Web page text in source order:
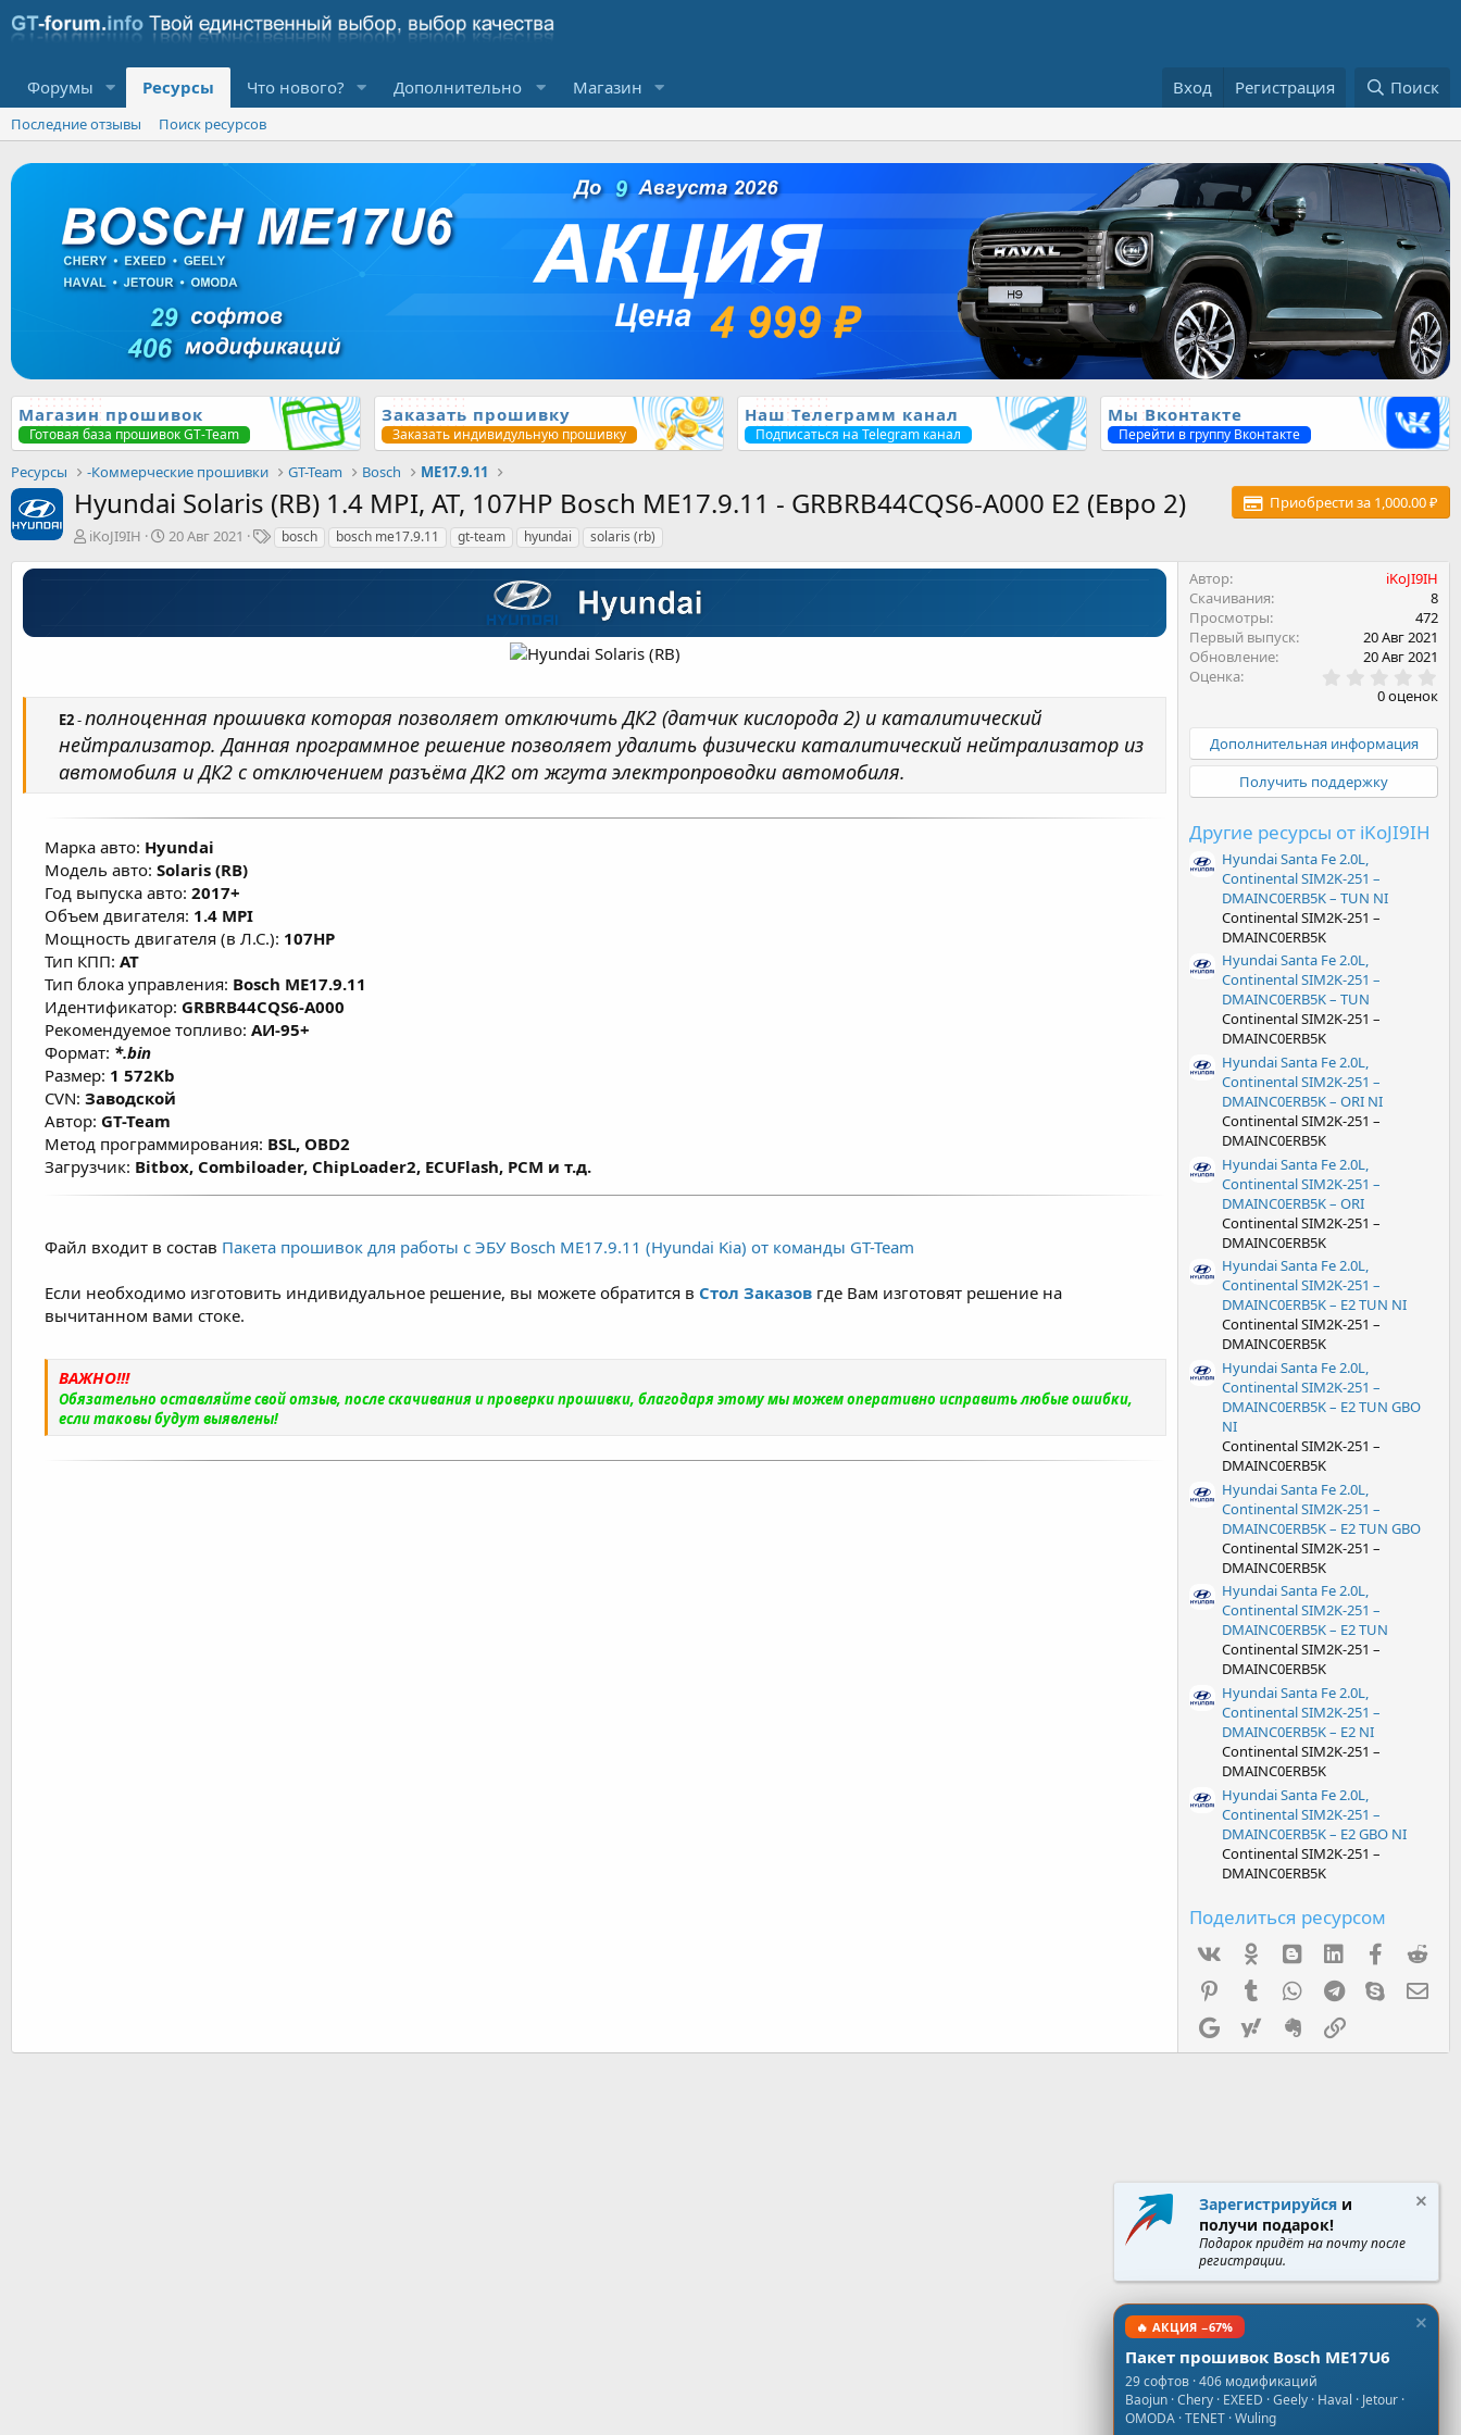
Форумы Ресурсы Что нового? Дополнительно Магазин Вход Регистрация Поиск
Последние отзывы Поиск ресурсов
Магазин прошивок
Готовая база прошивок GT-Team
Заказать прошивку
Заказать индивидульную прошивку
Наш Телеграмм канал
Подписаться на Telegram канал
Мы Вконтакте
Перейти в группу Вконтакте
Ресурсы -Коммерческие прошивки GT-Team Bosch ME17.9.11
Hyundai Solaris (RB) 1.4 MPI, AT, 107HP Bosch ME17.9.11 - GRBRB44CQS6-A000 E2 (Евро 2)
Приобрести за 1,000.00 ₽
А
т
iKoJI9IH
Д
т
о
н
и
я
20 Авг 2021
Т
г
bosch bosch me17.9.11 gt-team hyundai solaris (rb)
Е2-полноценная прошивка которая позволяет отключить ДК2 (датчик кислорода 2) и каталитический
нейтрализатор. Данная программное решение позволяет удалить физически каталитический нейтрализатор из
автомобиля и ДК2 с отключением разъёма ДК2 от жгута электропроводки автомобиля.
Марка авто: Hyundai
Модель авто: Solaris (RB)
Год выпуска авто: 2017+
Объем двигателя: 1.4 MPI
Мощность двигателя (в Л.С.): 107HP
Тип КПП: AT
Тип блока управления: Bosch ME17.9.11
Идентификатор: GRBRB44CQS6-A000
Рекомендуемое топливо: АИ-95+
Формат: *.bin
Размер: 1 572Kb
CVN: Заводской
Автор: GT-Team
Метод программирования: BSL, OBD2
Загрузчик: Bitbox, Combiloader, ChipLoader2, ECUFlash, PCM и т.д.
Файл входит в состав Пакета прошивок для работы с ЭБУ Bosch ME17.9.11 (Hyundai Kia) от команды GT-Team
Если необходимо изготовить индивидуальное решение, вы можете обратится в Стол Заказов где Вам изготовят решение на
вычитанном вами стоке.
ВАЖНО!!!
Обязательно оставляйте свой отзыв, после скачивания и проверки прошивки, благодаря этому мы можем оперативно исправить любые ошибки,
если таковы будут выявлены!
Автор
iKoJI9IH
Скачивания
8
Просмотры
472
Первый выпуск
20 Авг 2021
Обновление
20 Авг 2021
Оценка
.
0
0
в
ё
з
0 оценок
Дополнительная информация
Получить поддержку
Другие ресурсы от iKoJI9IH
Hyundai Santa Fe 2.0L,
Continental SIM2K-251 –
DMAINC0ERB5K – TUN NI
Continental SIM2K-251 –
DMAINC0ERB5K
Hyundai Santa Fe 2.0L,
Continental SIM2K-251 –
DMAINC0ERB5K – TUN
Continental SIM2K-251 –
DMAINC0ERB5K
Hyundai Santa Fe 2.0L,
Continental SIM2K-251 –
DMAINC0ERB5K – ORI NI
Continental SIM2K-251 –
DMAINC0ERB5K
Hyundai Santa Fe 2.0L,
Continental SIM2K-251 –
DMAINC0ERB5K – ORI
Continental SIM2K-251 –
DMAINC0ERB5K
Hyundai Santa Fe 2.0L,
Continental SIM2K-251 –
DMAINC0ERB5K – E2 TUN NI
Continental SIM2K-251 –
DMAINC0ERB5K
Hyundai Santa Fe 2.0L,
Continental SIM2K-251 –
DMAINC0ERB5K – E2 TUN GBO
NI
Continental SIM2K-251 –
DMAINC0ERB5K
Hyundai Santa Fe 2.0L,
Continental SIM2K-251 –
DMAINC0ERB5K – E2 TUN GBO
Continental SIM2K-251 –
DMAINC0ERB5K
Hyundai Santa Fe 2.0L,
Continental SIM2K-251 –
DMAINC0ERB5K – E2 TUN
Continental SIM2K-251 –
DMAINC0ERB5K
Hyundai Santa Fe 2.0L,
Continental SIM2K-251 –
DMAINC0ERB5K – E2 NI
Continental SIM2K-251 –
DMAINC0ERB5K
Hyundai Santa Fe 2.0L,
Continental SIM2K-251 –
DMAINC0ERB5K – E2 GBO NI
Continental SIM2K-251 –
DMAINC0ERB5K
Поделиться ресурсом
Ok mes_blogger
Linked InFacebook
PinterestTumblr WhatsAppTelegram
Skype
Google Yahoo Evernote
Зарегистрируйся и
получи подарок!
Подарок придёт на почту после
регистрации.
🔥 АКЦИЯ −67%
Пакет прошивок Bosch ME17U6
29 софтов · 406 модификаций
Baojun · Chery · EXEED · Geely · Haval · Jetour ·
OMODA · TENET · Wuling